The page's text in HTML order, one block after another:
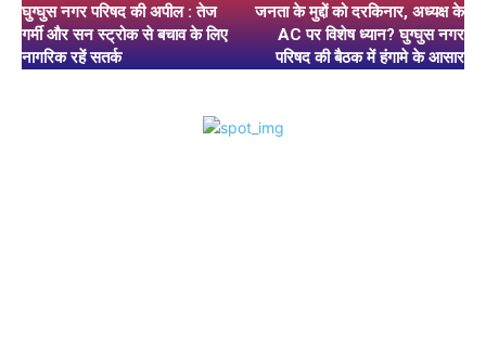
घुग्घुस नगर परिषद की अपील : तेज
गर्मी और सन स्ट्रोक से बचाव के लिए
नागरिक रहें सतर्क
जनता के मुद्दों को दरकिनार, अध्यक्ष के
AC पर विशेष ध्यान? घुग्घुस नगर
परिषद की बैठक में हंगामे के आसार